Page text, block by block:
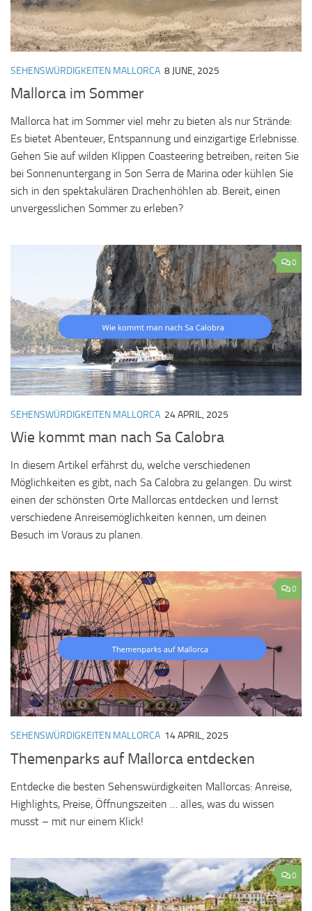
SEHENSWÜRDIGKEITEN MALLORCA 8 JUNE, 2025
Mallorca im Sommer
Mallorca hat im Sommer viel mehr zu bieten als nur Strände:
Es bietet Abenteuer, Entspannung und einzigartige Erlebnisse.
Gehen Sie auf wilden Klippen Coasteering betreiben, reiten Sie
bei Sonnenuntergang in Son Serra de Marina oder kühlen Sie
sich in den spektakulären Drachenhöhlen ab. Bereit, einen
unvergesslichen Sommer zu erleben?
0
SEHENSWÜRDIGKEITEN MALLORCA 24 APRIL, 2025
Wie kommt man nach Sa Calobra
In diesem Artikel erfährst du, welche verschiedenen
Möglichkeiten es gibt, nach Sa Calobra zu gelangen. Du wirst
einen der schönsten Orte Mallorcas entdecken und lernst
verschiedene Anreisemöglichkeiten kennen, um deinen
Besuch im Voraus zu planen.
0
SEHENSWÜRDIGKEITEN MALLORCA 14 APRIL, 2025
Themenparks auf Mallorca entdecken
Entdecke die besten Sehenswürdigkeiten Mallorcas: Anreise,
Highlights, Preise, Öffnungszeiten … alles, was du wissen
musst – mit nur einem Klick!
0